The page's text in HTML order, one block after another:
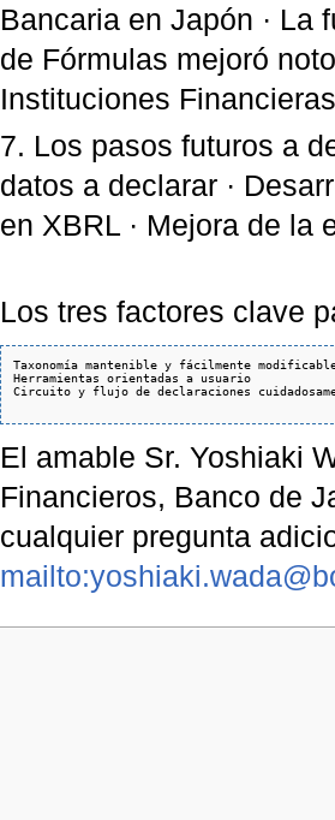
Bancaria en Japón · La
de Fórmulas mejoró
Instituciones
7. Los pasos futuros a
datos a declarar ·
en XBRL · Mejora de la
Los tres factores clave
Taxonomía mantenible y fácilmente
Herramientas orientadas a usuario
Circuito y flujo de declaraciones
El amable Sr. Yoshiaki
Financieros, Banco de
cualquier pregunta